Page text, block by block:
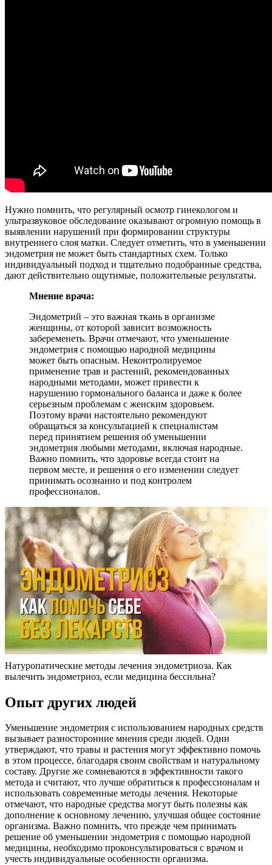
Нужно помнить, что регулярный осмотр гинекологом и
ультразвуковое обследование оказывают огромную помощь в
выявлении нарушений при формировании структуры
внутреннего слоя матки. Следует отметить, что в уменьшении
эндометрия не может быть стандартных схем. Только
индивидуальный подход и тщательно подобранные средства,
дают действительно ощутимые, положительные результаты.
Мнение врача:
Эндометрий – это важная ткань в организме
женщины, от которой зависит возможность
забеременеть. Врачи отмечают, что уменьшение
эндометрия с помощью народной медицины
может быть опасным. Неконтролируемое
применение трав и растений, рекомендованных
народными методами, может привести к
нарушению гормонального баланса и даже к более
серьезным проблемам с женским здоровьем.
Поэтому врачи настоятельно рекомендуют
обращаться за консультацией к специалистам
перед принятием решения об уменьшении
эндометрия любыми методами, включая народные.
Важно помнить, что здоровье всегда стоит на
первом месте, и решения о его изменении следует
принимать осознанно и под контролем
профессионалов.
Натуропатические методы лечения эндометриоза. Как
вылечить эндометриоз, если медицина бессильна?
Опыт других людей
Уменьшение эндометрия с использованием народных средств
вызывает разносторонние мнения среди людей. Одни
утверждают, что травы и растения могут эффективно помочь
в этом процессе, благодаря своим свойствам и натуральному
составу. Другие же сомневаются в эффективности такого
метода и считают, что лучше обратиться к профессионалам и
использовать современные методы лечения. Некоторые
отмечают, что народные средства могут быть полезны как
дополнение к основному лечению, улучшая общее состояние
организма. Важно помнить, что прежде чем принимать
решение об уменьшении эндометрия с помощью народной
медицины, необходимо проконсультироваться с врачом и
учесть индивидуальные особенности организма.